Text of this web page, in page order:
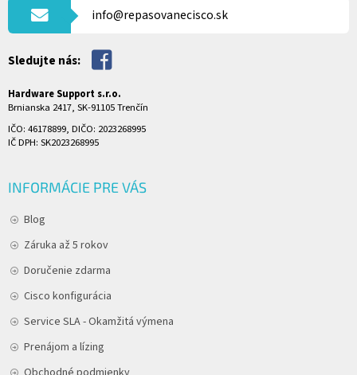
info@repasovanecisco.sk
Sledujte nás:
Hardware Support s.r.o.
Brnianska 2417, SK-91105 Trenčín
IČO: 46178899, DIČO: 2023268995
IČ DPH: SK2023268995
INFORMÁCIE PRE VÁS
Blog
Záruka až 5 rokov
Doručenie zdarma
Cisco konfigurácia
Service SLA - Okamžitá výmena
Prenájom a lízing